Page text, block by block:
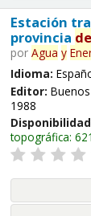
Estación
provincia de
por Agua y
Idioma:
Editor:
1988
topográfica: